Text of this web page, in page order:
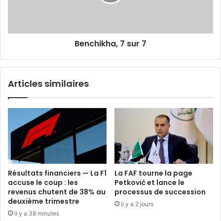
Benchikha, 7 sur 7
Articles similaires
Résultats financiers — La F1
accuse le coup : les
revenus chutent de 38% au
deuxième trimestre
il y a 38 minutes
La FAF tourne la page
Petković et lance le
processus de succession
il y a 2 jours